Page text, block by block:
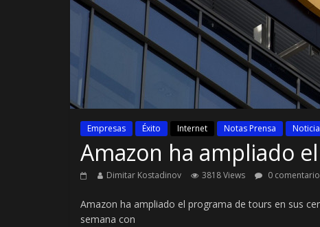
Empresas Éxito Internet Notas Prensa
Amazon ha ampliado
Dimitar Kostadinov 3818 Views 0
Amazon ha ampliado el programa de tours en sus
semana con